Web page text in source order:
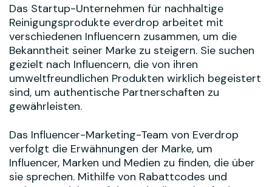
Das Startup-Unternehmen für nachhaltige
Reinigungsprodukte everdrop arbeitet mit
verschiedenen Influencern zusammen, um die
Bekanntheit seiner Marke zu steigern. Sie suchen
gezielt nach Influencern, die von ihren
umweltfreundlichen Produkten wirklich begeistert
sind, um authentische Partnerschaften zu
gewährleisten.
Das Influencer-Marketing-Team von Everdrop
verfolgt die Erwähnungen der Marke, um
Influencer, Marken und Medien zu finden, die über
sie sprechen. Mithilfe von Rabattcodes und